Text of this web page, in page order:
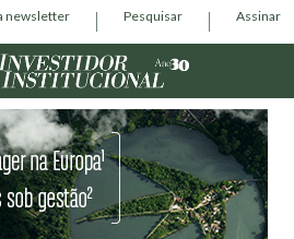
newsletter Pesquisar Assinar